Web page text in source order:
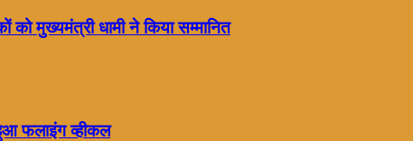
मुख्यमंत्री धामी ने किया सम्मानित
फलाइंग व्हीकल